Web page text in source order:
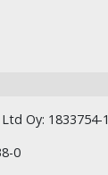
Oy: 1833754-1
0